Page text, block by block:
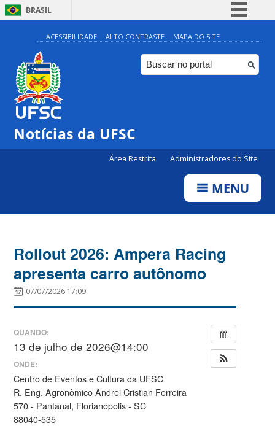
BRASIL
Simplifique!
Comunica BR
Participe
ACESSIBILIDADE ALTO CONTRASTE MAPA DO SITE
Notícias da UFSC
Área Restrita Administradores do Site
MENU
Rollout 2026: Ampera Racing
apresenta carro autônomo
07/07/2026 17:09
QUANDO:
13 de julho de 2026@14:00
ONDE:
Centro de Eventos e Cultura da UFSC
R. Eng. Agronômico Andrei Cristian Ferreira
570 - Pantanal, Florianópolis - SC
88040-535